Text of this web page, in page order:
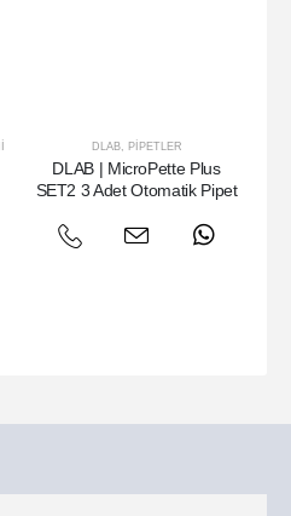
DLAB, PIPETLER
DLAB | MicroPette Plus
SET2 3 Adet Otomatik Pipet